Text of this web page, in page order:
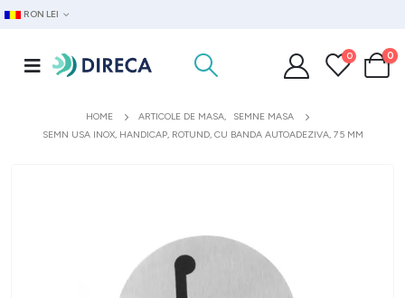
RON LEI
0 0
HOME ARTICOLE DE MASA,
SEMNE MASA
SEMN USA INOX, HANDICAP, ROTUND, CU BANDA AUTOADEZIVA, 75 MM